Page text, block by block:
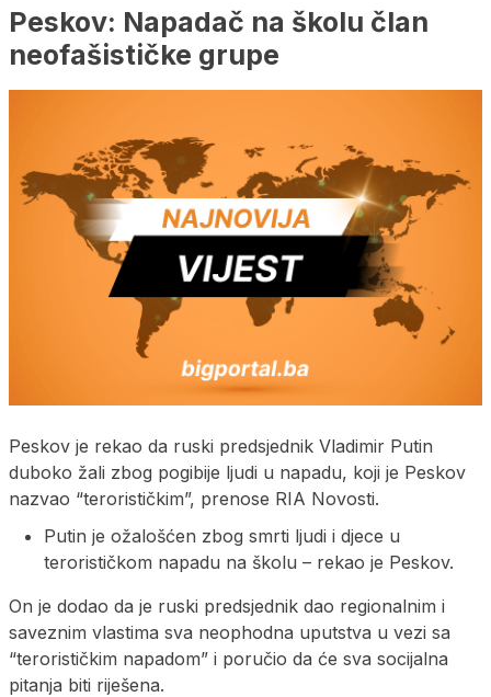
Peskov: Napadač na školu član
neofašističke grupe
Peskov je rekao da ruski predsjednik Vladimir Putin
duboko žali zbog pogibije ljudi u napadu, koji je Peskov
nazvao “terorističkim”, prenose RIA Novosti.
Putin je ožalošćen zbog smrti ljudi i djece u
terorističkom napadu na školu – rekao je Peskov.
On je dodao da je ruski predsjednik dao regionalnim i
saveznim vlastima sva neophodna uputstva u vezi sa
“terorističkim napadom” i poručio da će sva socijalna
pitanja biti riješena.